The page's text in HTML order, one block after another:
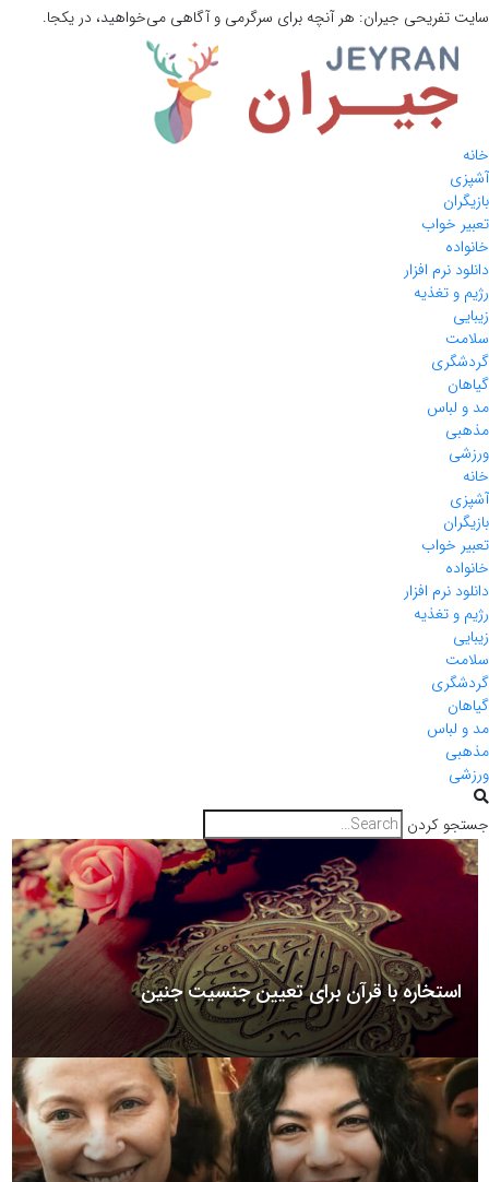
سایت تفریحی جیران: هر آنچه برای سرگرمی و آگاهی می‌خواهید، در یکجا.
خانه
آشپزی
بازیگران
تعبیر خواب
خانواده
دانلود نرم افزار
رژیم و تغذیه
زیبایی
سلامت
گردشگری
گیاهان
مد و لباس
مذهبی
ورزشی
خانه
آشپزی
بازیگران
تعبیر خواب
خانواده
دانلود نرم افزار
رژیم و تغذیه
زیبایی
سلامت
گردشگری
گیاهان
مد و لباس
مذهبی
ورزشی
جستجو کردن
استخاره با قرآن برای تعیین جنسیت جنین